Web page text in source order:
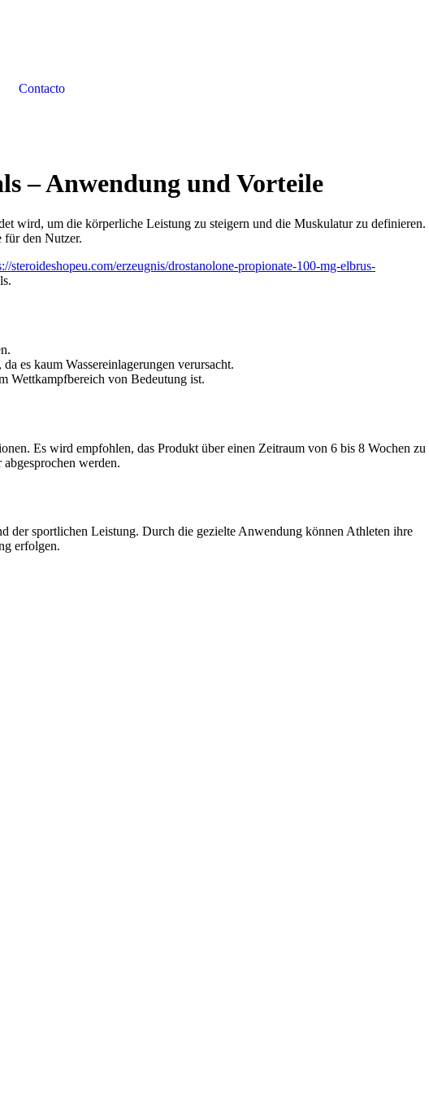
Contacto
– Anwendung und Vorteile
wird, um die körperliche Leistung zu steigern und die Muskulatur zu definieren.
für den Nutzer.
steroideshopeu.com/erzeugnis/drostanolone-propionate-100-mg-elbrus-
es kaum Wassereinlagerungen verursacht.
Wettkampfbereich von Bedeutung ist.
Es wird empfohlen, das Produkt über einen Zeitraum von 6 bis 8 Wochen zu
werden.
der sportlichen Leistung. Durch die gezielte Anwendung können Athleten ihre
erfolgen.